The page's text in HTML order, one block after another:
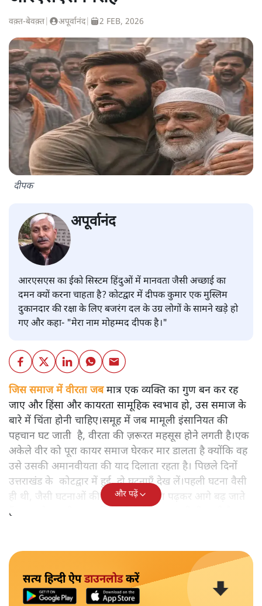
वक़्त-बेवक़्त अपूर्वानंद| 2 FEB, 2026
दीपक
अपूर्वानंद
आरएसएस का ईको सिस्टम हिंदुओं में मानवता जैसी अच्छाई का
दमन क्यों करना चाहता है? कोटद्वार में दीपक कुमार एक मुस्लिम
दुकानदार की रक्षा के लिए बजरंग दल के उग्र लोगों के सामने खड़े हो
गए और कहा- "मेरा नाम मोहम्मद दीपक है।"
जिस समाज में वीरता जबमात्र एक व्यक्ति का गुण बन कर रह
जाए और हिंसा और कायरता सामूहिक स्वभाव हो, उस समाज के
बारे में चिंता होनी चाहिए।समूह में जब मामूली इंसानियत की
पहचान घट जाती है, वीरता की ज़रूरत महसूस होने लगती है।एक
अकेले वीर को पूरा कायर समाज घेरकर मार डालता है क्योंकि वह
उसे उसकी अमानवीयता की याद दिलाता रहता है। पिछले दिनों
उत्तराखंड के कोटद्वार में हुई दो घटनाएँ देख लें।पहली घटना वैसी
ही थी, जैसी घटनाओं की खबर हम रोज़ाना पढ़कर आगे बढ़ जाते
हैं।भारत के तक़रीबन हर हिस्से से ऐसी खबर आती ही रहती है।
और पढ़ें
सत्य हिन्दी ऐपडाउनलोडकरें